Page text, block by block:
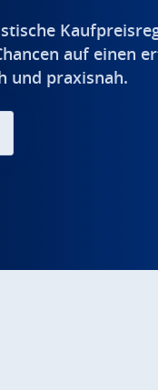
auf einen
und praxisnah.